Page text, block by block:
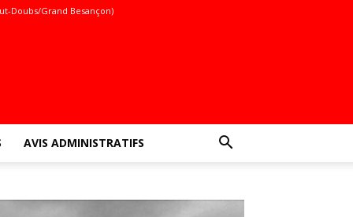
Doubs/Grand Besançon)
AVIS ADMINISTRATIFS